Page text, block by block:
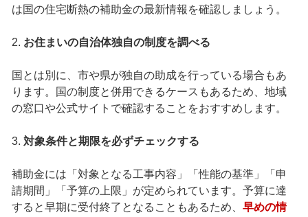
は国の住宅断熱の補助金の最新情報を確認しましょう。
2. お住まいの自治体独自の制度を調べる
国とは別に、市や県が独自の助成を行っている場合もあ
ります。国の制度と併用できるケースもあるため、地域
の窓口や公式サイトで確認することをおすすめします。
3. 対象条件と期限を必ずチェックする
補助金には「対象となる工事内容」「性能の基準」「申
請期間」「予算の上限」が定められています。予算に達
すると早期に受付終了となることもあるため、 早めの情